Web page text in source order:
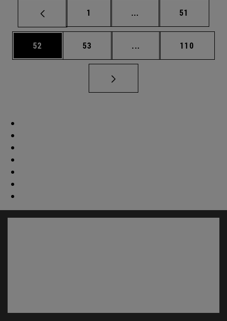
Página
1 ... Páginas intermedias
Página
51
Página
52 Página
53 ... Páginas intermedias
Página
110